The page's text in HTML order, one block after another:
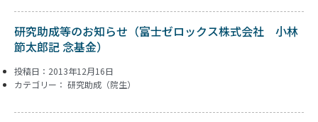
研究助成等のお知らせ（富士ゼロックス株式会社 小林
節太郎記 念基金）
投稿日：2013年12月16日
カテゴリー： 研究助成（院生）